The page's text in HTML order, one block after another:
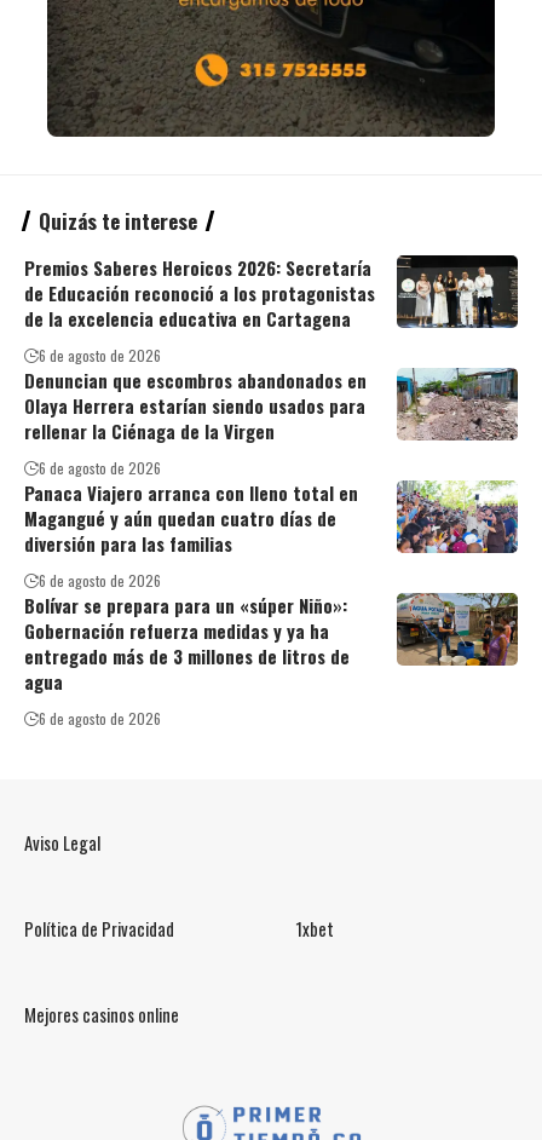
Quizás te interese
Premios Saberes Heroicos 2026: Secretaría
de Educación reconoció a los protagonistas
de la excelencia educativa en Cartagena
6 de agosto de 2026
Denuncian que escombros abandonados en
Olaya Herrera estarían siendo usados para
rellenar la Ciénaga de la Virgen
6 de agosto de 2026
Panaca Viajero arranca con lleno total en
Magangué y aún quedan cuatro días de
diversión para las familias
6 de agosto de 2026
Bolívar se prepara para un «súper Niño»:
Gobernación refuerza medidas y ya ha
entregado más de 3 millones de litros de
agua
6 de agosto de 2026
Aviso Legal
Política de Privacidad 1xbet
Mejores casinos online